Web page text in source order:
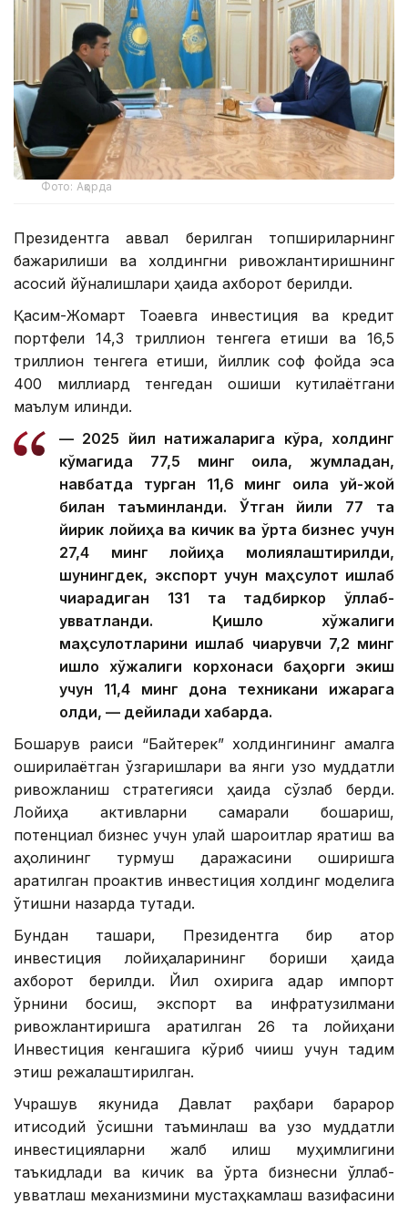
Фото: Ақорда
Президентга аввал берилган топшириқларнинг
бажарилиши ва холдингни ривожлантиришнинг
асосий йўналишлари ҳақида ахборот берилди.
Қасим-Жомарт Тоқаевга инвестиция ва кредит
портфели 14,3 триллион тенгега етиши ва 16,5
триллион тенгега етиши, йиллик соф фойда эса
400 миллиард тенгедан ошиши кутилаётгани
маълум қилинди.
— 2025 йил натижаларига кўра, холдинг
кўмагида 77,5 минг оила, жумладан,
навбатда турган 11,6 минг оила уй-жой
билан таъминланди. Ўтган йили 77 та
йирик лойиҳа ва кичик ва ўрта бизнес учун
27,4 минг лойиҳа молиялаштирилди,
шунингдек, экспорт учун маҳсулот ишлаб
чиқарадиган 131 та тадбиркор қўллаб-
қувватланди. Қишлоқ хўжалиги
маҳсулотларини ишлаб чиқарувчи 7,2 минг
қишлоқ хўжалиги корхонаси баҳорги экиш
учун 11,4 минг дона техникани ижарага
олди, — дейилади хабарда.
Бошқарув раиси “Байтерек” холдингининг амалга
оширилаётган ўзгаришлари ва янги узоқ муддатли
ривожланиш стратегияси ҳақида сўзлаб берди.
Лойиҳа активларни самарали бошқариш,
потенциал бизнес учун қулай шароитлар яратиш ва
аҳолининг турмуш даражасини оширишга
қаратилган проактив инвестиция холдинг моделига
ўтишни назарда тутади.
Бундан ташқари, Президентга бир қатор
инвестиция лойиҳаларининг бориши ҳақида
ахборот берилди. Йил охирига қадар импорт
ўрнини босиш, экспорт ва инфратузилмани
ривожлантиришга қаратилган 26 та лойиҳани
Инвестиция кенгашига кўриб чиқиш учун тақдим
этиш режалаштирилган.
Учрашув якунида Давлат раҳбари барқарор
иқтисодий ўсишни таъминлаш ва узоқ муддатли
инвестицияларни жалб қилиш муҳимлигини
таъкидлади ва кичик ва ўрта бизнесни қўллаб-
қувватлаш механизмини мустаҳкамлаш вазифасини